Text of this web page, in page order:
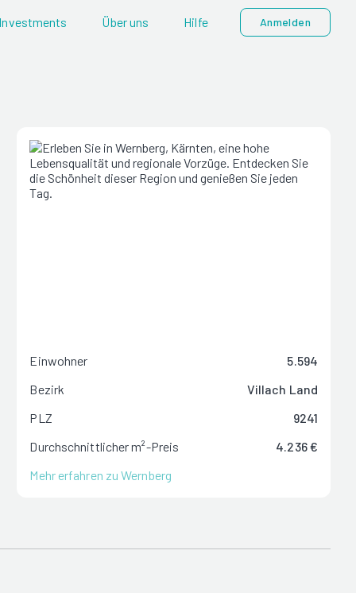
Investments Über uns Hilfe Anmelden
Einwohner
5.594
Bezirk
Villach Land
PLZ
9241
Durchschnittlicher m²-Preis
4.236 €
Mehr erfahren zu Wernberg